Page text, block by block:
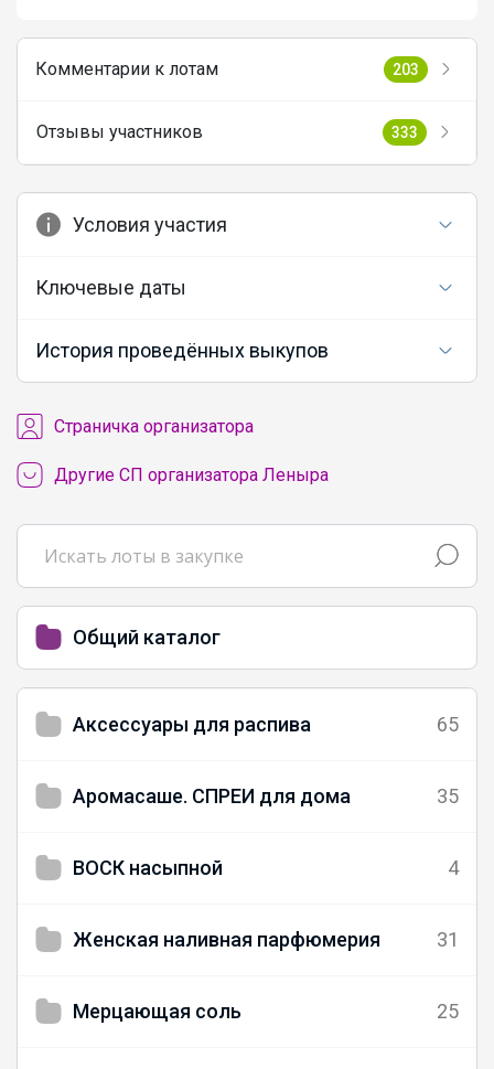
Общий каталог
Аксессуары для распива 65
Аромасаше. СПРЕИ для дома 35
ВОСК насыпной 4
Женская наливная парфюмерия 31
Мерцающая соль 25
Комментарии к лотам 203
Отзывы участников 333
Условия участия
Ключевые даты
История проведённых выкупов
Cтраничка организатора
Другие СП организатора Леныра